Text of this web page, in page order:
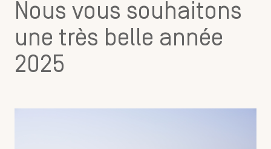
Nous vous souhaitons
une très belle année
2025